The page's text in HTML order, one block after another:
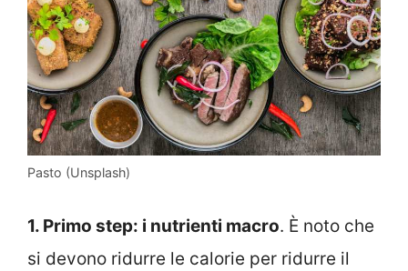
Pasto (Unsplash)
1. Primo step: i nutrienti macro. È noto che
si devono ridurre le calorie per ridurre il